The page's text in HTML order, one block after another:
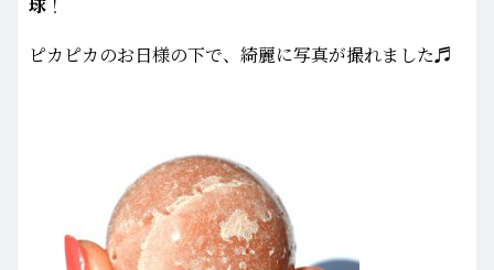
ピカピカのお日様の下で、綺麗に写真が撮れました♬